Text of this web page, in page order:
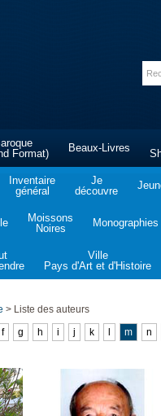
Format)
Beaux-Livres
Inventaire
général
Je
découvre
Moissons
Noires
Monographies
Ville
Pays d'Art et d'Histoire
> Liste des auteurs
f g h i j k m n